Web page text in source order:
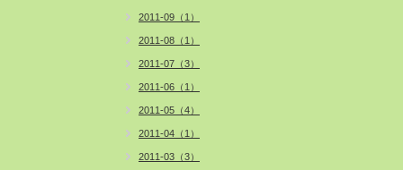
2011-09（1）
2011-08（1）
2011-07（3）
2011-06（1）
2011-05（4）
2011-04（1）
2011-03（3）